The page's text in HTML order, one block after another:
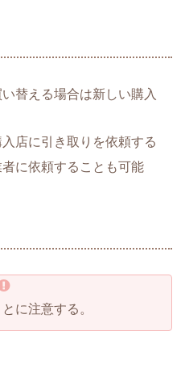
替える場合は新しい購入
店に引き取りを依頼する
に依頼することも可能
に注意する。